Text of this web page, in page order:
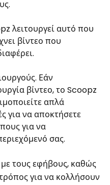
λειτουργεί αυτό που
βίντεο που
Εάν
βίντεο, το Scoopz
απλά
για να αποκτήσετε
για να
σας.
τους εφήβους, καθώς
για να κολλήσουν